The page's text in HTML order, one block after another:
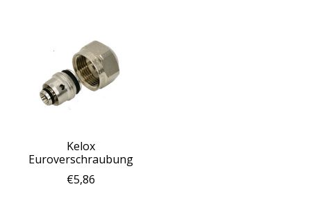
Kelox
Euroverschraubung
€5,86